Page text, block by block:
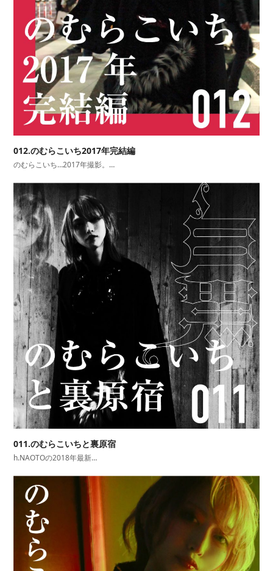
012.のむらこいち2017年完結編
のむらこいち…2017年撮影。…
011.のむらこいちと裏原宿
h.NAOTOの2018年最新…